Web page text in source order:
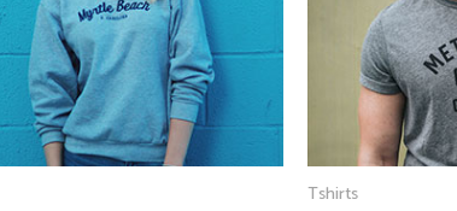
Tshirts